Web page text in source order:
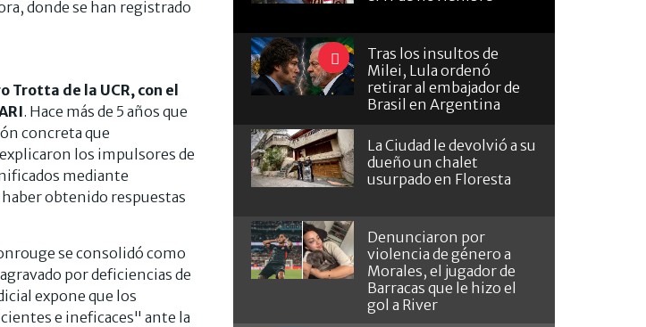
donde se han registrado
Trotta de la UCR, con el
. Hace más de 5 años que
concreta que
los impulsores de
mediante
obtenido respuestas
se consolidó como
por deficiencias de
expone que los
e ineficaces" ante la
Tras los insultos de
Milei, Lula ordenó
retirar al embajador de
Brasil en Argentina
La Ciudad le devolvió a su
dueño un chalet
usurpado en Floresta
Denunciaron por
violencia de género a
Morales, el jugador de
Barracas que le hizo el
gol a River